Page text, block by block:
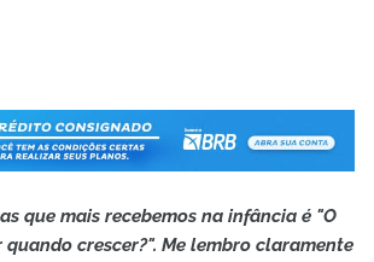
que mais recebemos na infância é "O
quando crescer?". Me lembro claramente